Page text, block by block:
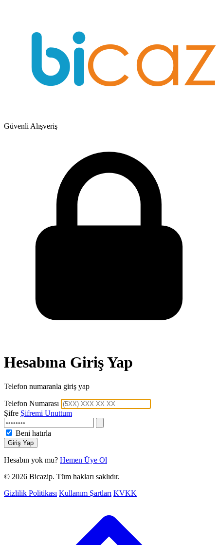
Güvenli Alışveriş
Hesabına Giriş Yap
Telefon numaranla giriş yap
Telefon Numarası
Şifre Şifremi Unuttum
Beni hatırla
Giriş Yap
Hesabın yok mu? Hemen Üye Ol
© 2026 Bicazip. Tüm hakları saklıdır.
Gizlilik Politikası Kullanım Şartları KVKK